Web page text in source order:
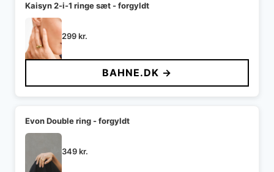
Kaisyn 2-i-1 ringe sæt - forgyldt
299kr.
BAHNE.DK →
Evon Double ring - forgyldt
349kr.